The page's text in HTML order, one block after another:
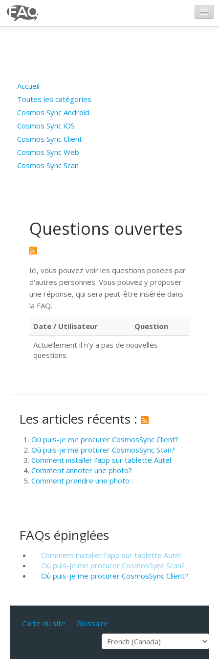
Poser une question
Questions ouvertes
Connexion
Accueil
Toutes les catégories
Cosmos Sync Android
Cosmos Sync iOS
Cosmos Sync Client
Cosmos Sync Web
Cosmos Sync Scan
Questions ouvertes
Ici, vous pouvez voir les questions posées par
d'autres personnes. Vous pouvez y proposer
une réponse, qui sera peut-être insérée dans
la FAQ.
Date / Utilisateur
Question
Actuellement il n'y a pas de nouvelles
questions.
Les articles récents :
Où puis-je me procurer CosmosSync Client?
Où puis-je me procurer CosmosSync Scan?
Comment installer l'app sur tablette Autel
Comment annoter une photo?
Comment prendre une photo :
FAQs épinglées
Comment installer l'app sur tablette Autel
Où puis-je me procurer CosmosSync Scan?
Où puis-je me procurer CosmosSync Client?
Carte du site Glossaire